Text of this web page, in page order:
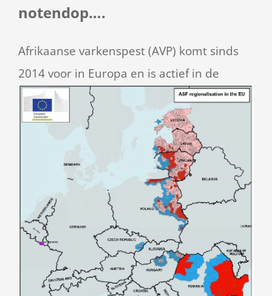
notendop….
Afrikaanse varkenspest (AVP) komt sinds
2014 voor in Europa en is actief in de